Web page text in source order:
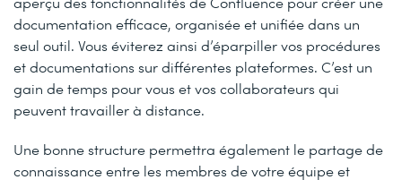
documentation efficace, organisée et unifiée dans un
seul outil. Vous éviterez ainsi d’éparpiller vos procédures
et documentations sur différentes plateformes. C’est un
gain de temps pour vous et vos collaborateurs qui
peuvent travailler à distance.
Une bonne structure permettra également le partage de
connaissance entre les membres de votre équipe et